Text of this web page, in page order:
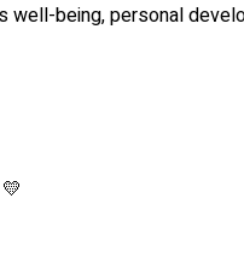
being, personal